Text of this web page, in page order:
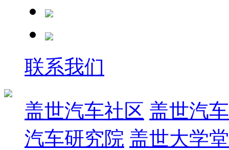
联系我们
盖世汽车社区 盖世汽
汽车研究院 盖世大学堂